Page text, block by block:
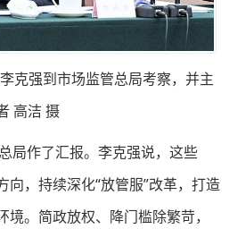
克强到市场监管总局考察，并主
高洁 摄
局作了汇报。李克强说，这些
向，持续深化“放管服”改革，打造
。简政放权、降门槛除繁苛，